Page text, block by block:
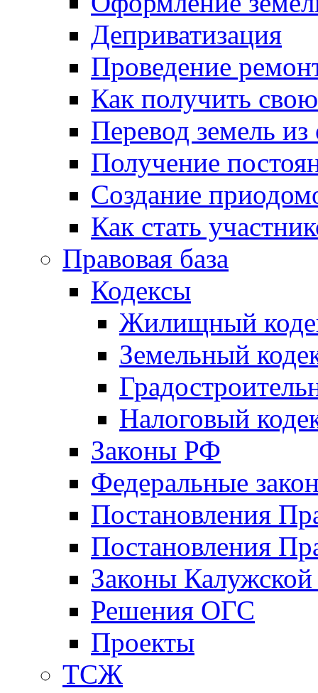
Деприватизация
Проведение
Как получить
Перевод земель
Получение
Создание
Как стать
Правовая база
Кодексы
Жилищный
Земельный
Налоговый
Законы РФ
Федеральные
Постановления
Постановления
Законы Калужской
Решения ОГС
Проекты
ТСЖ